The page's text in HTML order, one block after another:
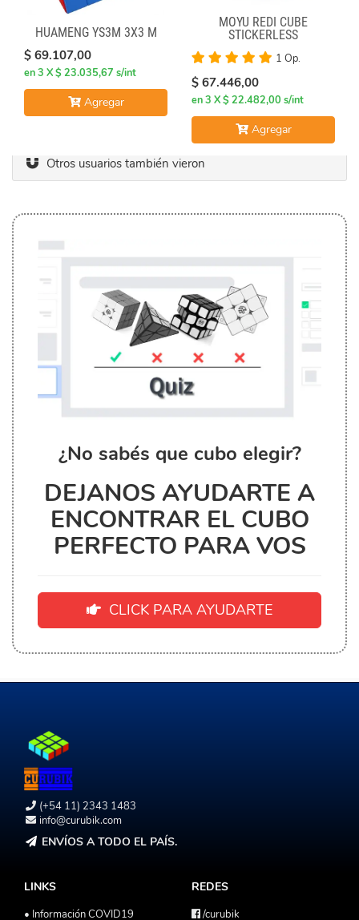
HUAMENG YS3M 3X3 M
$ 69.107,00
en 3 X $ 23.035,67 s/int
Agregar
MOYU REDI CUBE
STICKERLESS
1 Op.
$ 67.446,00
en 3 X $ 22.482,00 s/int
Agregar
Otros usuarios también vieron
¿No sabés que cubo elegir?
DEJANOS AYUDARTE A
ENCONTRAR EL CUBO
PERFECTO PARA VOS
CLICK PARA AYUDARTE
(+54 11) 2343 1483
info@curubik.com
ENVÍOS A TODO EL PAÍS.
LINKS
• Información COVID19
REDES
/curubik